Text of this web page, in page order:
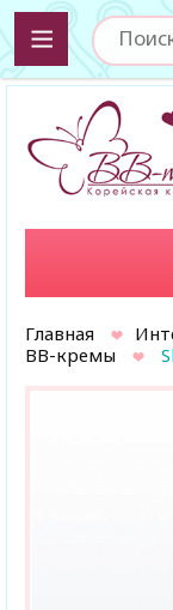
Главная
BB-кремы